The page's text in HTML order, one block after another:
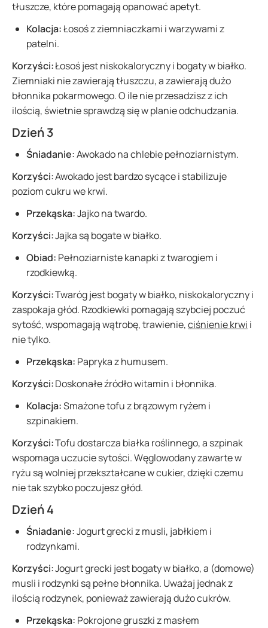
tłuszcze, które pomagają opanować apetyt.
Kolacja:Łosoś z ziemniaczkami i warzywami z
patelni.
Korzyści:Łosoś jest niskokaloryczny i bogaty w białko.
Ziemniaki nie zawierają tłuszczu, a zawierają dużo
błonnika pokarmowego. O ile nie przesadzisz z ich
ilością, świetnie sprawdzą się w planie odchudzania.
Dzień 3
Śniadanie:Awokado na chlebie pełnoziarnistym.
Korzyści:Awokado jest bardzo sycące i stabilizuje
poziom cukru we krwi.
Przekąska:Jajko na twardo.
Korzyści:Jajka są bogate w białko.
Obiad: Pełnoziarniste kanapki z twarogiem i
rzodkiewką.
Korzyści:Twaróg jest bogaty w białko, niskokaloryczny i
zaspokaja głód. Rzodkiewki pomagają szybciej poczuć
sytość, wspomagają wątrobę, trawienie,ciśnienie krwi i
nie tylko.
Przekąska: Papryka z humusem.
Korzyści:Doskonałe źródło witamin i błonnika.
Kolacja:Smażone tofu z brązowym ryżem i
szpinakiem.
Korzyści:Tofu dostarcza białka roślinnego, a szpinak
wspomaga uczucie sytości. Węglowodany zawarte w
ryżu są wolniej przekształcane w cukier, dzięki czemu
nie tak szybko poczujesz głód.
Dzień 4
Śniadanie:Jogurt grecki z musli, jabłkiem i
rodzynkami.
Korzyści:Jogurt grecki jest bogaty w białko, a (domowe)
musli i rodzynki są pełne błonnika. Uważaj jednak z
ilością rodzynek, ponieważ zawierają dużo cukrów.
Przekąska: Pokrojone gruszki z masłem